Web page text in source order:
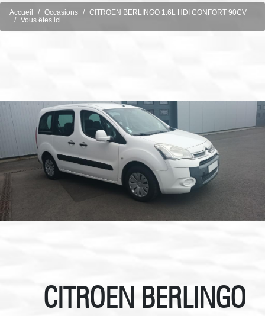
Accueil Occasions
CITROEN BERLINGO 1.6L HDI CONFORT 90CV
Vous êtes ici
CITROEN BERLINGO